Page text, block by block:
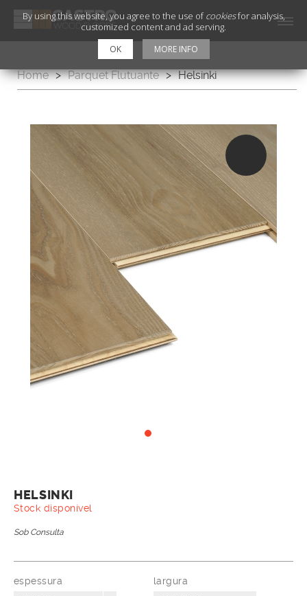
Home > Parquet Flutuante > Helsinki
HELSINKI
Stock disponível
Sob Consulta
espessura
largura
By using this website, you agree to the use ofcookiesfor analysis,
customized content and ad serving.
OK MORE INFO